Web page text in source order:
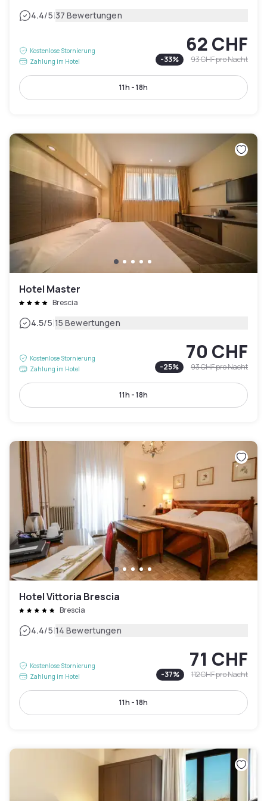
4.4/5|37 Bewertungen
Kostenlose Stornierung
Zahlung im Hotel
62 CHF
-33% 93 CHFpro Nacht
11h - 18h
Hotel Master
Brescia
4.5/5|15 Bewertungen
Kostenlose Stornierung
Zahlung im Hotel
70 CHF
-25% 93 CHFpro Nacht
11h - 18h
Hotel Vittoria Brescia
Brescia
4.4/5|14 Bewertungen
Kostenlose Stornierung
Zahlung im Hotel
71 CHF
-37% 112 CHFpro Nacht
11h - 18h